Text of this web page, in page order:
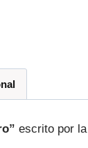
escrito por la